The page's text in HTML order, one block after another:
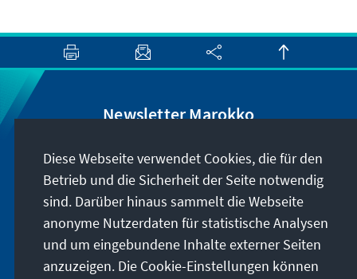
Newsletter Marokko
Erfahren Sie mehr über die Arbeit der Konrad-
Adenauer-Stiftung in Marokko, indem Sie
unseren Newsletter abonnieren.
Jetzt abonnieren
Diese Webseite verwendet Cookies, die für den
Betrieb und die Sicherheit der Seite notwendig
sind. Darüber hinaus sammelt die Webseite
anonyme Nutzerdaten für statistische Analysen
und um eingebundene Inhalte externer Seiten
anzuzeigen. Die Cookie-Einstellungen können